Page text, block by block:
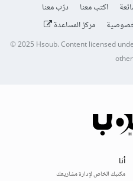
اكتب معنا
درّب معنا
مركز المساعدة
© 2025Hsoub.Content licensed